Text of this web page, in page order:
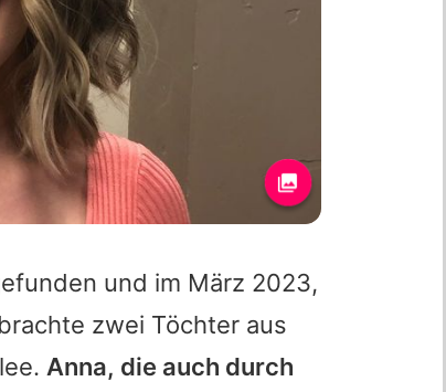
und im März 2023,
brachte zwei Töchter aus
Anna, die auch durch